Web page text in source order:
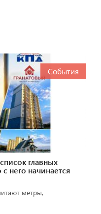
События
главных
него начинается
метры,